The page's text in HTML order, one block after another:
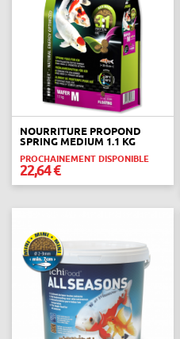
NOURRITURE PROPOND
SPRING MEDIUM 1.1 KG
PROCHAINEMENT DISPONIBLE
22,64 €